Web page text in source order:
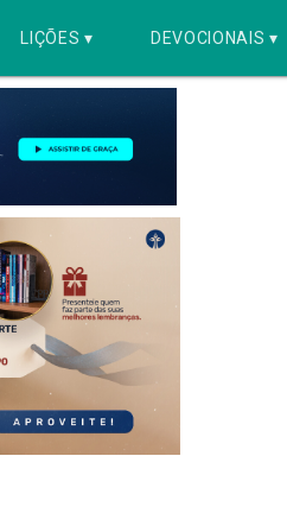
LIÇÕES ▾ DEVOCIONAIS ▾